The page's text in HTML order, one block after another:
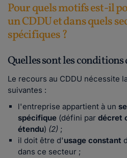
Pour quels motifs est-il
un CDDU et dans quels
spécifiques ?
Quelles sont les conditions
Le recours au CDDU nécessite
suivantes :
l'entreprise appartient à un
spécifique (défini par décret
étendu) (2) ;
il doit être d'usage constant
dans ce secteur ;